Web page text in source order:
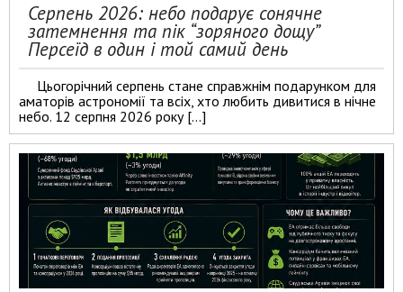
Серпень 2026: небо подарує сонячне
затемнення та пік “зоряного дощу”
Персеїд в один і той самий день
Цьогорічний серпень стане справжнім подарунком для
аматорів астрономії та всіх, хто любить дивитися в нічне
небо. 12 серпня 2026 року […]